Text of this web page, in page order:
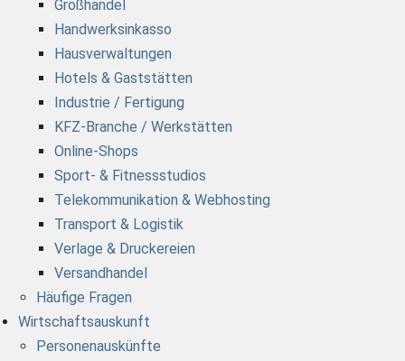
Großhandel
Handwerksinkasso
Hausverwaltungen
Hotels & Gaststätten
Industrie / Fertigung
KFZ-Branche / Werkstätten
Online-Shops
Sport- & Fitnessstudios
Telekommunikation & Webhosting
Transport & Logistik
Verlage & Druckereien
Versandhandel
Häufige Fragen
Wirtschaftsauskunft
Personenauskünfte